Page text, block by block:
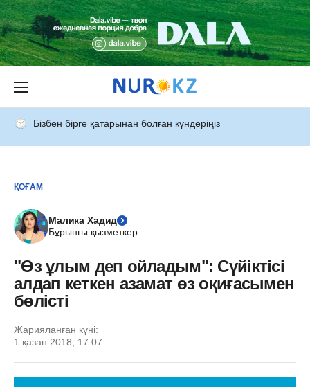
Бізбен бірге қатарынан болған күндеріңіз
ҚОҒАМ
Малика Хадид
Бұрынғы қызметкер
"Өз ұлым деп ойладым": Сүйіктісі
алдап кеткен азамат өз оқиғасымен
бөлісті
Жарияланған күні:
1 қазан 2018, 17:07